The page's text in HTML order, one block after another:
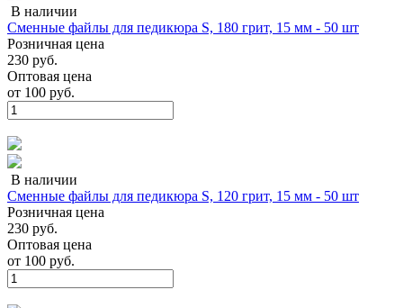
В наличии
Сменные файлы для педикюра S, 180 грит, 15 мм - 50 шт
Розничная цена
230 руб.
Оптовая цена
от 100 руб.
В наличии
Сменные файлы для педикюра S, 120 грит, 15 мм - 50 шт
Розничная цена
230 руб.
Оптовая цена
от 100 руб.